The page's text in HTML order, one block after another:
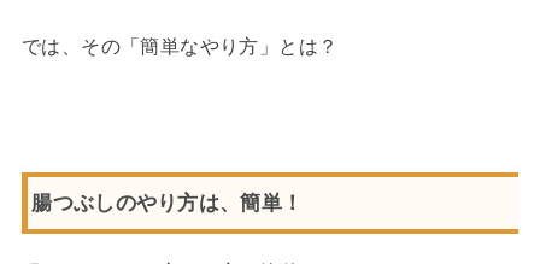
では、その「簡単なやり方」とは？
腸つぶしのやり方は、簡単！